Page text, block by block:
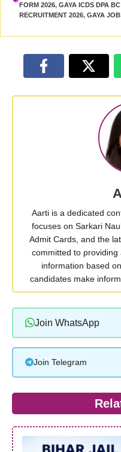
FORM 2026, GAYA ICDS DPA
RECRUITMENT 2026, GAYA
Aarti is a dedicated
focuses on Sarkari
Admit Cards, and the
committed to
information based
candidates make
Join WhatsApp
Join Telegram